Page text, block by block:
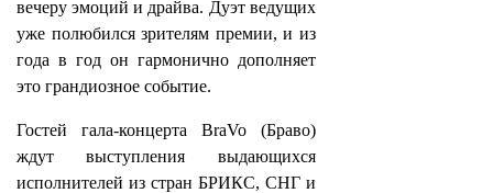
вечеру эмоций и драйва. Дуэт ведущих
уже полюбился зрителям премии, и из
года в год он гармонично дополняет
это грандиозное событие.
Гостей гала-концерта BraVo (Браво)
ждут выступления выдающихся
исполнителей из стран БРИКС, СНГ и